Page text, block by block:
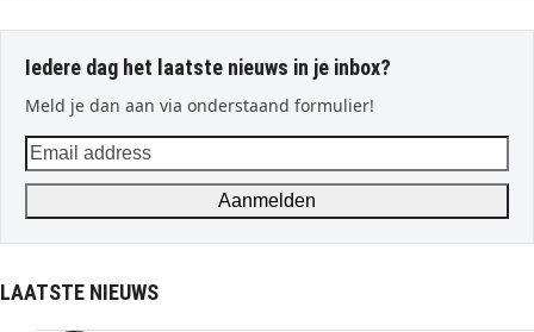
Iedere dag het laatste nieuws in je inbox?
Meld je dan aan via onderstaand formulier!
Email
address
Aanmelden
LAATSTE NIEUWS